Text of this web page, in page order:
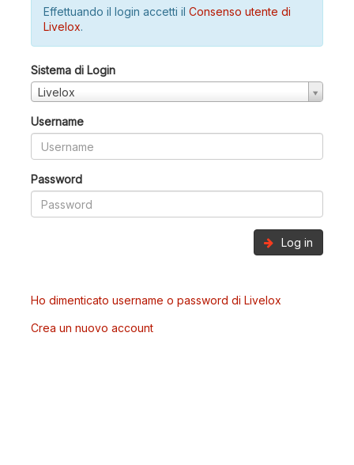
Effettuando il login accetti il Consenso utente di
Livelox.
Sistema di Login
Livelox
Username
Password
Log in
Ho dimenticato username o password di Livelox
Crea un nuovo account